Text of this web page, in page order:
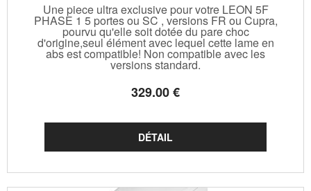
Une piece ultra exclusive pour votre LEON 5F
PHASE 1 5 portes ou SC , versions FR ou Cupra,
pourvu qu'elle soit dotée du pare choc
d'origine,seul élément avec lequel cette lame en
abs est compatible! Non compatible avec les
versions standard.
329.00€